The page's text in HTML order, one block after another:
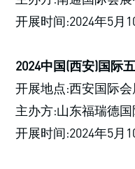
开展时间:2024年5月
2024中国(西安)国际
开展地点:西安国际会
主办方:山东福瑞德
开展时间:2024年5月